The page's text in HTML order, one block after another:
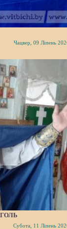
Чацвер, 09 Ліпень
Субота, 11 Ліпень